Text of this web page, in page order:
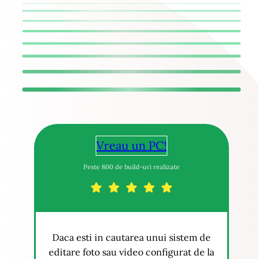
Vreau un PC!
Peste 800 de build-uri realizate
Daca esti in cautarea unui sistem de
editare foto sau video configurat de la